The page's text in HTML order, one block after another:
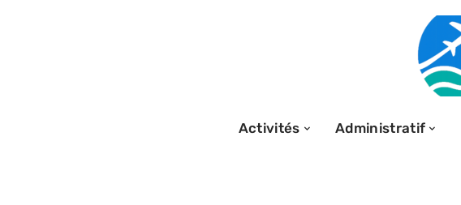
Activités Administratif